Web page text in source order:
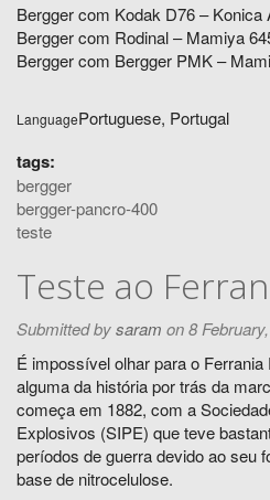
Bergger com Kodak D76 – Konica
Bergger com Rodinal – Mamiya
Bergger com Bergger PMK –
LanguagePortuguese, Portugal
tags:
bergger
bergger-pancro-400
teste
Teste ao
Submitted bysaram on 8
É impossível olhar para o
alguma da história por trás da
começa em 1882, com a
Explosivos (SIPE) que teve
períodos de guerra devido ao seu
base de nitrocelulose.